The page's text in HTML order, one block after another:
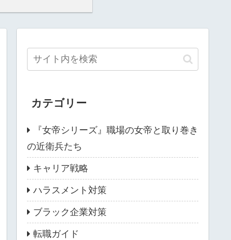
カテゴリー
『女帝シリーズ』職場の女帝と取り巻き
の近衛兵たち
キャリア戦略
ハラスメント対策
ブラック企業対策
転職ガイド